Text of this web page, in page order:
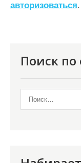
авторизоваться.
Поиск по